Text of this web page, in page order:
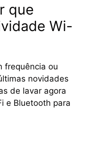
que
Wi-
frequência ou
novidades
de lavar agora
e Bluetooth para